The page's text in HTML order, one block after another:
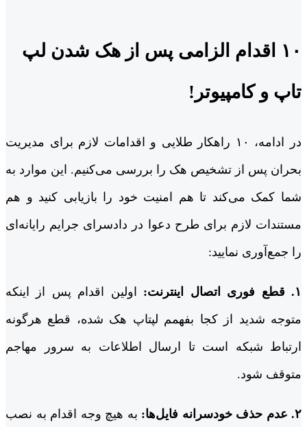
۱۰ اقدام الزامی پس از هک شدن لپ
تاپ و کامپیوتر!
در ادامه، ۱۰ راهکار طلایی و اقدامات لازم برای مدیریت
بحران پس از تشخیص هک را بررسی می‌کنیم. این موارد به
شما کمک می‌کند تا هم امنیت خود را بازیابی کنید و هم
مستندات لازم برای طرح دعوا در دادسرای جرایم رایانه‌ای
را جمع‌آوری نمایید:
۱. قطع فوری اتصال اینترنت:
اولین اقدام پس از اینکه
متوجه شدید از کجا بفهمم لپتاپ هک شده، قطع هرگونه
ارتباط شبکه است تا ارسال اطلاعات به سرور مهاجم
متوقف شود.
۲. عدم حذف خودسرانه فایل‌ها:
به هیچ وجه اقدام به نصب